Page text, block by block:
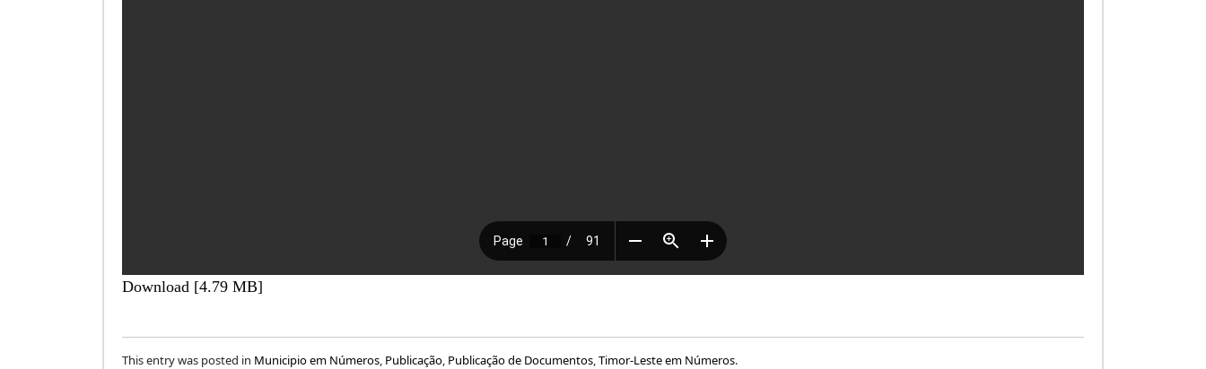
Download [4.79 MB]
This entry was posted in Municipio em Números, Publicação, Publicação de Documentos,Timor-Leste em Números.